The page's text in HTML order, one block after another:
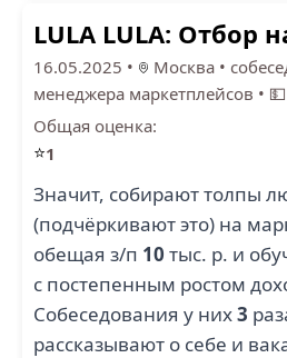
1
САРАТОВ ХОЛОД
СТУДЕНЧЕСКОГО
ПИТАНИЯ (1)
LULA LULA: Отбор
16.05.2025 • Москва •
менеджера маркетплейсов •
Общая оценка:
⭐1
Значит, собирают толпы
(подчёркивают это) на
обещая з/п 10 тыс. р. и
с постепенным ростом
Собеседования у них3
рассказывают о себе и